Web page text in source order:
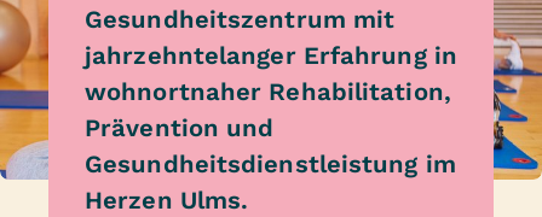
Gesundheitszentrum mit
jahrzehntelanger Erfahrung in
wohnortnaher Rehabilitation,
Prävention und
Gesundheitsdienstleistung im
Herzen Ulms.